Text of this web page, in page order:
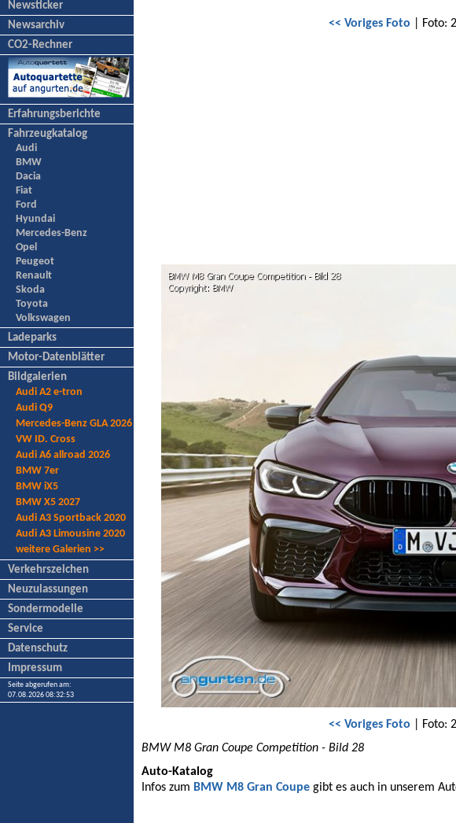
Newsticker
Newsarchiv
CO2-Rechner
Erfahrungsberichte
Fahrzeugkatalog
Audi
BMW
Dacia
Fiat
Ford
Hyundai
Mercedes-Benz
Opel
Peugeot
Renault
Skoda
Toyota
Volkswagen
Ladeparks
Motor-Datenblätter
Bildgalerien
Audi A2 e-tron
Audi Q9
Mercedes-Benz GLA 2026
VW ID. Cross
Audi A6 allroad 2026
BMW 7er
BMW iX5
BMW X5 2027
Audi A3 Sportback 2020
Audi A3 Limousine 2020
weitere Galerien >>
Verkehrszeichen
Neuzulassungen
Sondermodelle
Service
Datenschutz
Impressum
Seite abgerufen am:
07.08.2026 08:32:53
<< Voriges Foto | Foto:
<< Voriges Foto | Foto:
BMW M8 Gran Coupe Competition - Bild 28
Auto-Katalog
Infos zum BMW M8 Gran Coupe gibt es auch in unserem